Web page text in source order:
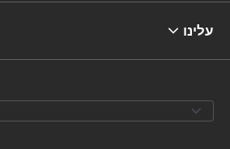
עלינו